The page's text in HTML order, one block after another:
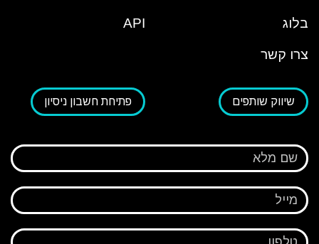
בלוג
צרו קשר
API
פתיחת חשבון ניסיון שיווק שותפים
שם מלא
מייל
טלפון